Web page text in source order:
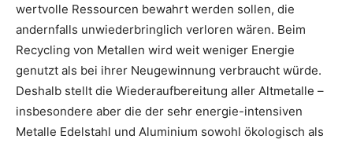
wertvolle Ressourcen bewahrt werden sollen, die
andernfalls unwiederbringlich verloren wären. Beim
Recycling von Metallen wird weit weniger Energie
genutzt als bei ihrer Neugewinnung verbraucht würde.
Deshalb stellt die Wiederaufbereitung aller Altmetalle –
insbesondere aber die der sehr energie-intensiven
Metalle Edelstahl und Aluminium sowohl ökologisch als